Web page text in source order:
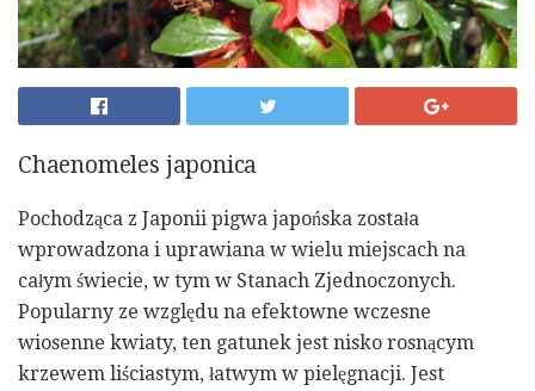
Chaenomeles japonica
Pochodząca z Japonii pigwa japońska została
wprowadzona i uprawiana w wielu miejscach na
całym świecie, w tym w Stanach Zjednoczonych.
Popularny ze względu na efektowne wczesne
wiosenne kwiaty, ten gatunek jest nisko rosnącym
krzewem liściastym, łatwym w pielęgnacji. Jest